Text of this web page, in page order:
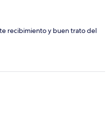
recibimiento y buen trato del